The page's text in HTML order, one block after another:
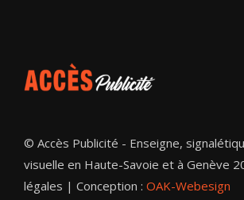
© Accès Publicité - Enseigne,
visuelle en Haute-Savoie et à Genève
légales | Conception : OAK-Webesign